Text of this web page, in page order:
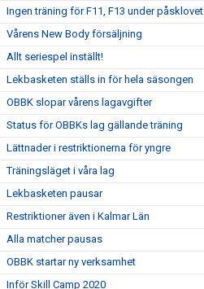
Ingen träning för F11, F13 under påsklovet
Vårens New Body försäljning
Allt seriespel inställt!
Lekbasketen ställs in för hela säsongen
OBBK slopar vårens lagavgifter
Status för OBBKs lag gällande träning
Lättnader i restriktionerna för yngre
Träningsläget i våra lag
Lekbasketen pausar
Restriktioner även i Kalmar Län
Alla matcher pausas
OBBK startar ny verksamhet
Inför Skill Camp 2020